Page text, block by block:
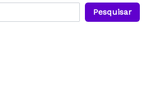
Pesquisar